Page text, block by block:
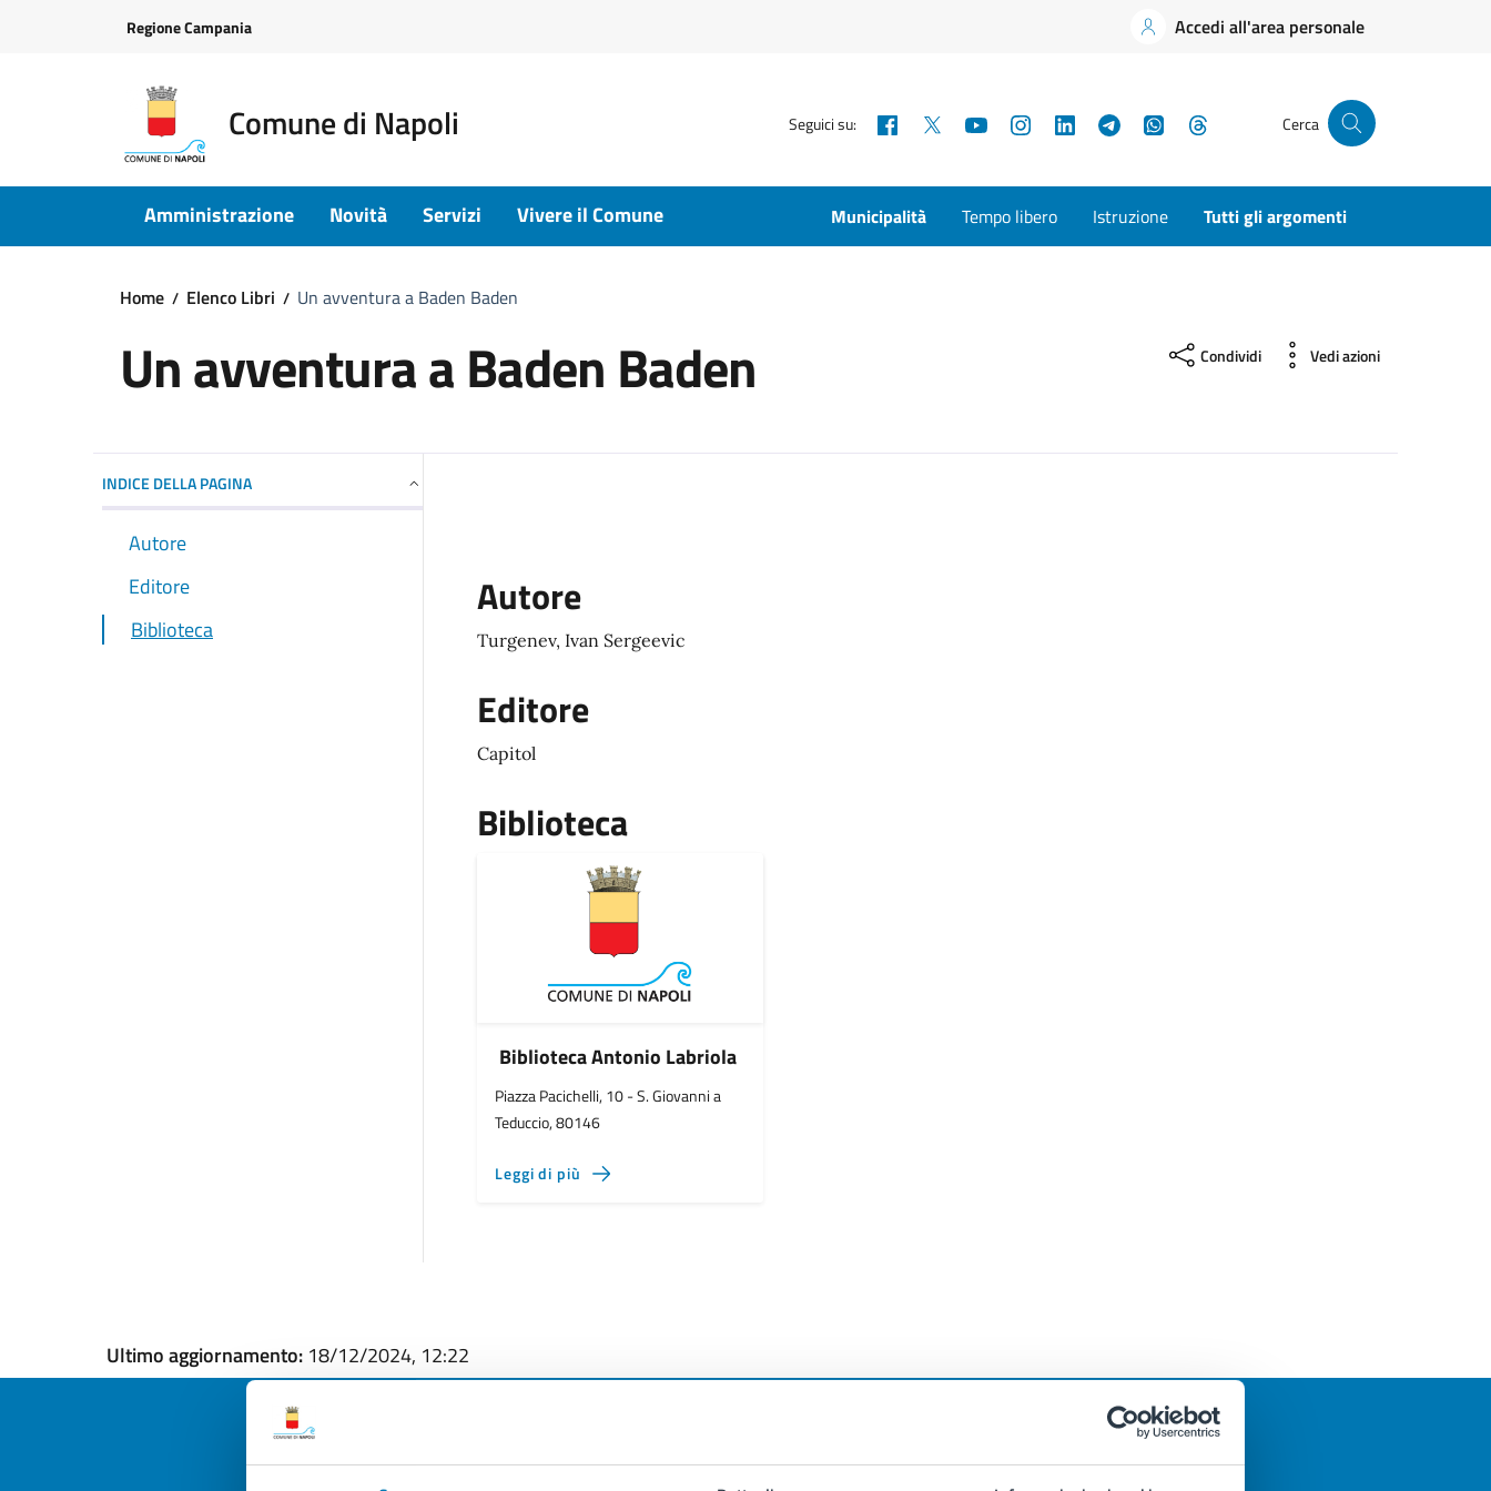
Regione Campania Accedi all'area personale
Comune di Napoli Seguici su: Facebook YouTubeInstagramLinkedInTelegramWhatsApp Cerca
Amministrazione Novità Servizi Vivere il Comune Municipalità Tempo libero Istruzione Tutti gli argomenti
Home Elenco Libri Un avventura a Baden Baden
Un avventura a Baden Baden Condividi Vedi azioni
INDICE DELLA PAGINA
Autore
Editore
Biblioteca
Autore
Turgenev, Ivan Sergeevic
Editore
Capitol
Biblioteca
Biblioteca Antonio Labriola
Piazza Pacichelli, 10 - S. Giovanni a
Teduccio, 80146
Leggi di più
Ultimo aggiornamento: 18/12/2024, 12:22